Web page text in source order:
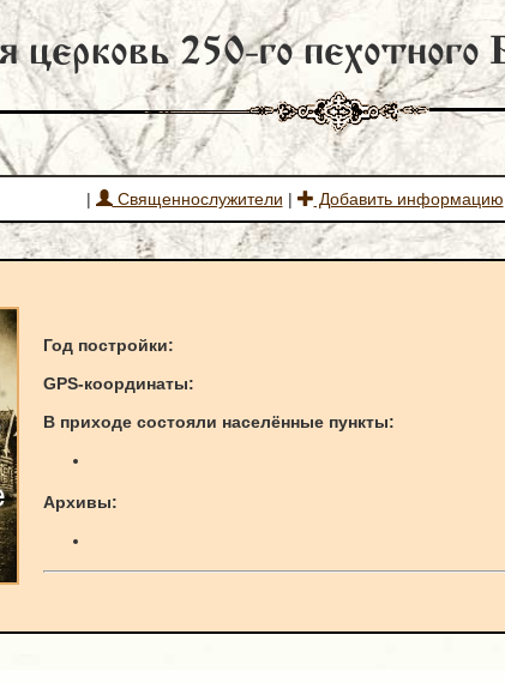
церковь 250-го пехотного
| Священнослужители | Добавить информацию
Год постройки:
GPS-координаты:
В приходе состояли населённые пункты:
Архивы: